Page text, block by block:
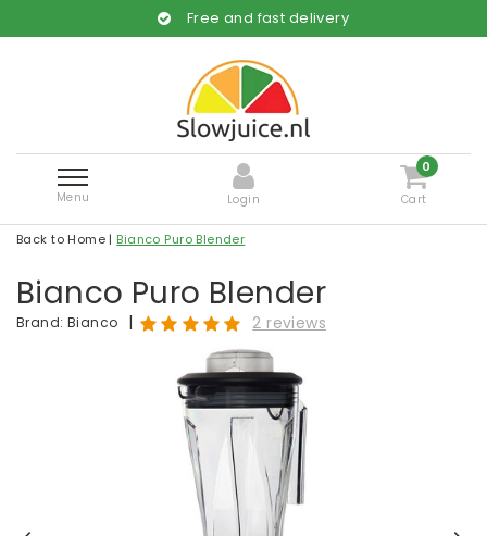
Free and fast delivery
Menu Login
0
Cart
Back to Home | Bianco Puro Blender
Bianco Puro Blender
Brand: Bianco | 2 reviews